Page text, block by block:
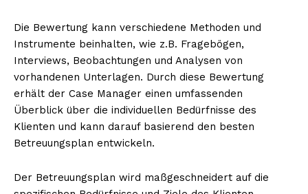
Die Bewertung kann verschiedene Methoden und
Instrumente beinhalten, wie z.B. Fragebögen,
Interviews, Beobachtungen und Analysen von
vorhandenen Unterlagen. Durch diese Bewertung
erhält der Case Manager einen umfassenden
Überblick über die individuellen Bedürfnisse des
Klienten und kann darauf basierend den besten
Betreuungsplan entwickeln.
Der Betreuungsplan wird maßgeschneidert auf die